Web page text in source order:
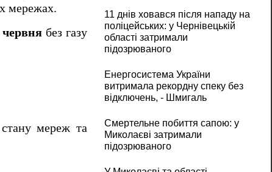
мережах.
червнябез газу
мереж та
11 днів ховався після нападу на
поліцейських: у Чернівецькій
області затримали
підозрюваного
Енергосистема України
витримала рекордну спеку без
відключень, - Шмигаль
Смертельне побиття сапою: у
Миколаєві затримали
підозрюваного